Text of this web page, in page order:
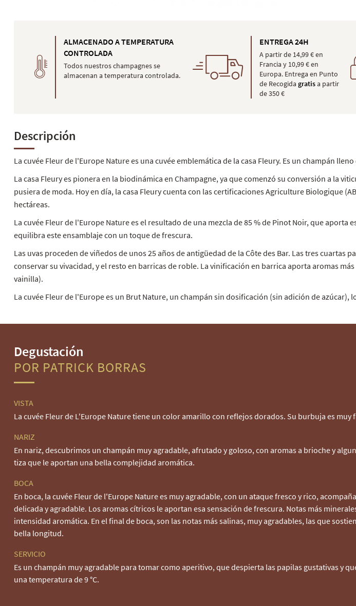
ALMACENADO A TEMPERATURA
CONTROLADA
Todos nuestros champagnes se
almacenan a temperatura controlada.
ENTREGA 24H
A partir de 14,99 € en
Francia y 10,99 € en
Europa. Entrega en Punto
de Recogidagratisa partir
de 350 €
Descripción
La cuvée Fleur de l'Europe Nature es una cuvée emblemática de la casa Fleury. Es un champán
La casa Fleury es pionera en la biodinámica en Champagne, ya que comenzó su conversión a la
pusiera de moda. Hoy en día, la casa Fleury cuenta con las certificaciones Agriculture Biologique
hectáreas.
La cuvée Fleur de l'Europe Nature es el resultado de una mezcla de 85 % de Pinot Noir, que aporta
equilibra este ensamblaje con un toque de frescura.
Las uvas proceden de viñedos de unos 25 años de antigüedad de la Côte des Bar. Las tres cuartas
conservar su vivacidad, y el resto en barricas de roble. La vinificación en barrica aporta aromas
vainilla).
La cuvée Fleur de l'Europe es un Brut Nature, un champán sin dosificación (sin adición de
Degustación
POR PATRICK BORRAS
VISTA
La cuvée Fleur de L'Europe Nature tiene un color amarillo con reflejos dorados. Su burbuja es muy
NARIZ
En nariz, descubrimos un champán muy agradable, afrutado y goloso, con aromas a brioche y
tiza que le aportan una bella complejidad aromática.
BOCA
En boca, la cuvée Fleur de l'Europe Nature es muy agradable, con un ataque fresco y rico,
delicada y agradable. Los aromas cítricos le aportan esa sensación de frescura. Notas más
intensidad aromática. En el final de boca, son las notas más salinas, muy agradables, las que
bella longitud.
SERVICIO
Es un champán muy agradable para tomar como aperitivo, que despierta las papilas gustativas y
una temperatura de 9 °C.